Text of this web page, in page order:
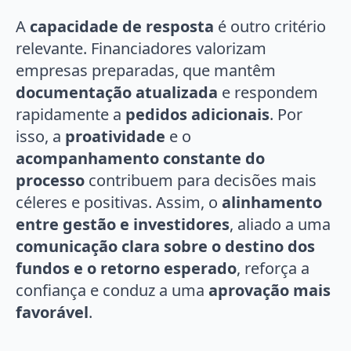
A capacidade de resposta é outro critério
relevante. Financiadores valorizam
empresas preparadas, que mantêm
documentação atualizada e respondem
rapidamente a pedidos adicionais. Por
isso, a proatividade e o
acompanhamento constante do
processo contribuem para decisões mais
céleres e positivas. Assim, o alinhamento
entre gestão e investidores, aliado a uma
comunicação clara sobre o destino dos
fundos e o retorno esperado, reforça a
confiança e conduz a uma aprovação mais
favorável.